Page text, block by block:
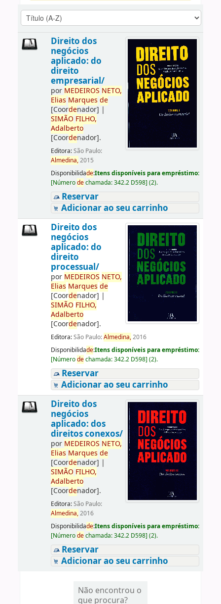
Direito dos
negócios
aplicado: do
direito
empresarial/
por MEDEIROS NETO,
Elias Marques de
[Coordenador] |
SIMÃO FILHO,
Adalberto
[Coordenador].
Editora:São Paulo:
Almedina,2015
Disponibilidade:Itens disponíveis para empréstimo:
[Númerodechamada:342.2 D598] (2).
Reservar
Adicionar ao seu carrinho
Direito dos
negócios
aplicado: do
direito
processual/
por MEDEIROS NETO,
Elias Marques de
[Coordenador] |
SIMÃO FILHO,
Adalberto
[Coordenador].
Editora:São Paulo:Almedina,2016
Disponibilidade:Itens disponíveis para empréstimo:
[Númerodechamada:342.2 D598] (2).
Reservar
Adicionar ao seu carrinho
Direito dos
negócios
aplicado: dos
direitos conexos/
por MEDEIROS NETO,
Elias Marques de
[Coordenador] |
SIMÃO FILHO,
Adalberto
[Coordenador].
Editora:São Paulo:
Almedina,2016
Disponibilidade:Itens disponíveis para empréstimo:
[Númerodechamada:342.2 D598] (2).
Reservar
Adicionar ao seu carrinho
Não encontrou o
que procura?